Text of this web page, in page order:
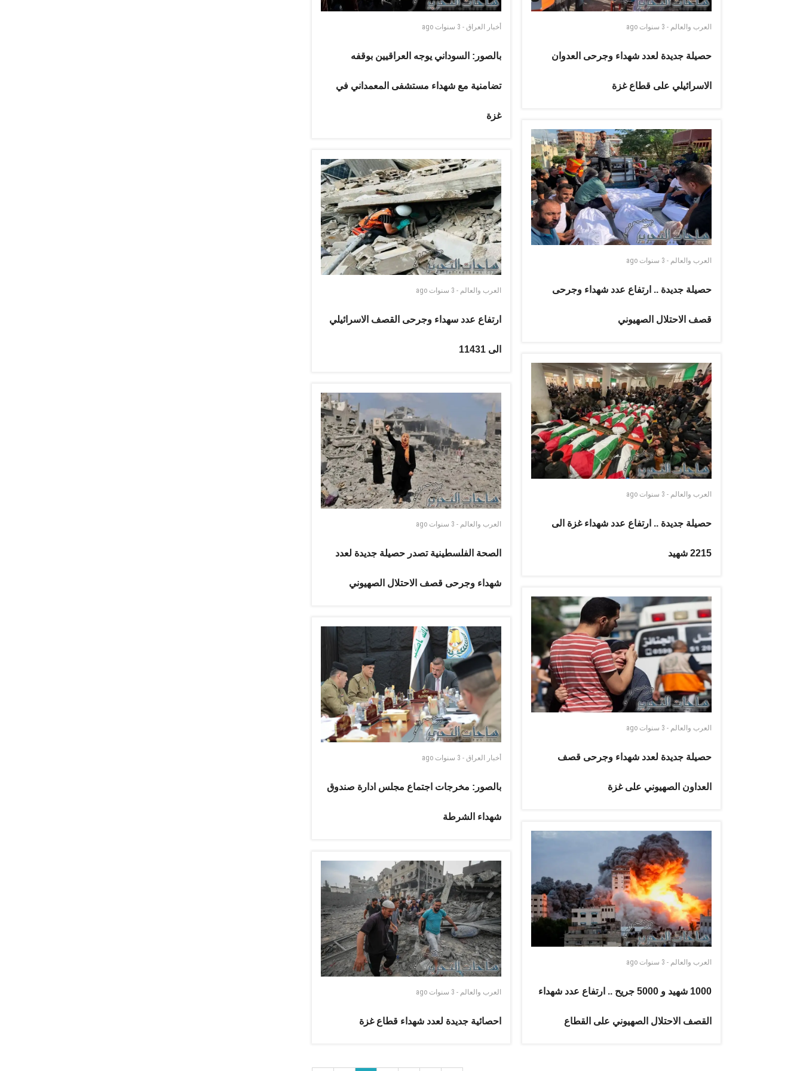
أخبار العراق- 3 سنوات ago
بالصور: السوداني يوجه العراقيين بوقفه
تضامنية مع شهداء مستشفى المعمداني في
غزة
العرب والعالم - 3 سنوات ago
حصيلة جديدة لعدد شهداء وجرحى العدوان
الاسرائيلي على قطاع غزة
العرب والعالم - 3 سنوات ago
حصيلة جديدة .. ارتفاع عدد شهداء وجرحى
قصف الاحتلال الصهيوني
العرب والعالم - 3 سنوات ago
ارتفاع عدد سهداء وجرحى القصف الاسرائيلي
الى 11431
العرب والعالم - 3 سنوات ago
حصيلة جديدة .. ارتفاع عدد شهداء غزة الى
2215 شهيد
العرب والعالم - 3 سنوات ago
الصحة الفلسطينية تصدر حصيلة جديدة لعدد
شهداء وجرحى قصف الاحتلال الصهيوني
العرب والعالم - 3 سنوات ago
حصيلة جديدة لعدد شهداء وجرحى قصف
العداون الصهيوني على غزة
أخبار العراق- 3 سنوات ago
بالصور: مخرجات اجتماع مجلس ادارة صندوق
شهداء الشرطة
العرب والعالم - 3 سنوات ago
1000 شهيد و 5000 جريح .. ارتفاع عدد شهداء
القصف الاحتلال الصهيوني على القطاع
العرب والعالم - 3 سنوات ago
احصائية جديدة لعدد شهداء قطاع غزة